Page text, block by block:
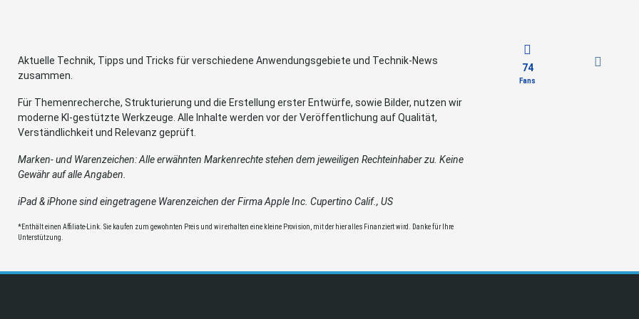
Aktuelle Technik, Tipps und Tricks für verschiedene Anwendungsgebiete und Technik-News
zusammen.
Für Themenrecherche, Strukturierung und die Erstellung erster Entwürfe, sowie Bilder, nutzen wir
moderne KI-gestützte Werkzeuge. Alle Inhalte werden vor der Veröffentlichung auf Qualität,
Verständlichkeit und Relevanz geprüft.
Marken- und Warenzeichen: Alle erwähnten Markenrechte stehen dem jeweiligen Rechteinhaber zu. Keine
Gewähr auf alle Angaben.
iPad & iPhone sind eingetragene Warenzeichen der Firma Apple Inc. Cupertino Calif., US
*Enthält einen Affiliate-Link. Sie kaufen zum gewohnten Preis und wir erhalten eine kleine Provision, mit der hier alles Finanziert wird. Danke für Ihre
Unterstützung.
74
Fans